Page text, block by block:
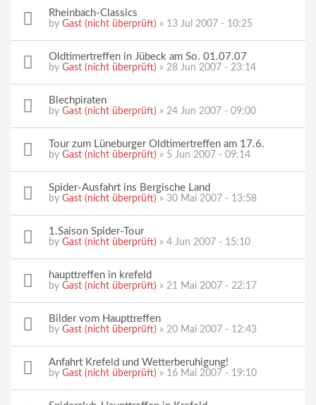
Rheinbach-Classics
by Gast (nicht überprüft) » 13 Jul 2007 - 10:25
Oldtimertreffen in Jübeck am So. 01.07.07
by Gast (nicht überprüft) » 28 Jun 2007 - 23:14
Blechpiraten
by Gast (nicht überprüft) » 24 Jun 2007 - 09:00
Tour zum Lüneburger Oldtimertreffen am 17.6.
by Gast (nicht überprüft) » 5 Jun 2007 - 09:14
Spider-Ausfahrt ins Bergische Land
by Gast (nicht überprüft) » 30 Mai 2007 - 13:58
1.Saison Spider-Tour
by Gast (nicht überprüft) » 4 Jun 2007 - 15:10
haupttreffen in krefeld
by Gast (nicht überprüft) » 21 Mai 2007 - 22:17
Bilder vom Haupttreffen
by Gast (nicht überprüft) » 20 Mai 2007 - 12:43
Anfahrt Krefeld und Wetterberuhigung!
by Gast (nicht überprüft) » 16 Mai 2007 - 19:10